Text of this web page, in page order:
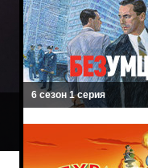
6 сезон 1 серия